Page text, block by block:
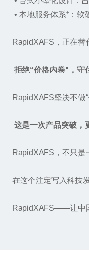
• 本地服务体系*：软
RapidXAFS，正在替
拒绝“价格内卷"，守
RapidXAFS坚决不做
这是一次产品突破，
RapidXAFS，不只是
在这个注定写入科技
RapidXAFS——让中